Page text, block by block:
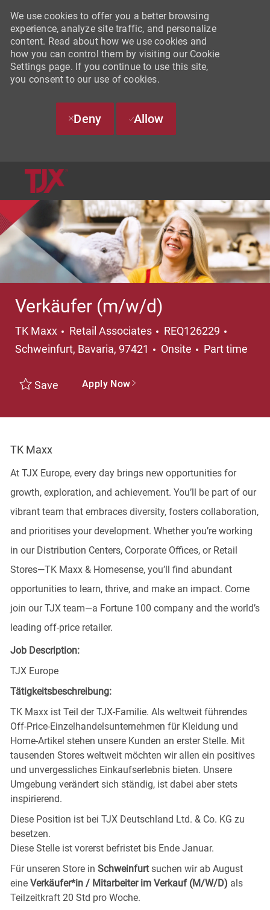
We use cookies to offer you a better browsing
experience, analyze site traffic, and personalize
content. Read about how we use cookies and
how you can control them by visiting our Cookie
Settings page. If you continue to use this site,
you consent to our use of cookies.
Deny Allow
Verkäufer (m/w/d)
TK Maxx Category
Retail Associates REQ126229
Schweinfurt, Bavaria, 97421
Onsite Job Type
Part time
Save Apply Now
TK Maxx
At TJX Europe, every day brings new opportunities for
growth, exploration, and achievement. You’ll be part of our
vibrant team that embraces diversity, fosters collaboration,
and prioritises your development. Whether you’re working
in our Distribution Centers, Corporate Offices, or Retail
Stores—TK Maxx & Homesense, you’ll find abundant
opportunities to learn, thrive, and make an impact. Come
join our TJX team—a Fortune 100 company and the world’s
leading off-price retailer.
Job Description:
TJX Europe
Tätigkeitsbeschreibung:
TK Maxx ist Teil der TJX-Familie. Als weltweit führendes
Off-Price-Einzelhandelsunternehmen für Kleidung und
Home-Artikel stehen unsere Kunden an erster Stelle. Mit
tausenden Stores weltweit möchten wir allen ein positives
und unvergessliches Einkaufserlebnis bieten. Unsere
Umgebung verändert sich ständig, ist dabei aber stets
inspirierend.
Diese Position ist bei TJX Deutschland Ltd. & Co. KG zu
besetzen.
Diese Stelle ist vorerst befristet bis Ende Januar.
Für unseren Store in Schweinfurtsuchen wir ab August
eine Verkäufer*in / Mitarbeiter im Verkauf (M/W/D) als
Teilzeitkraft 20 Std pro Woche.